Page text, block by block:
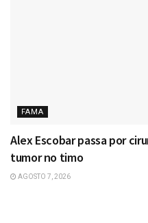
FAMA
Alex Escobar passa por
tumor no timo
AGOSTO 7, 2026